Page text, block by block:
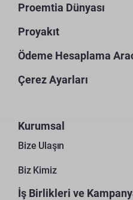
Proemtia Dünyası
Proyakıt
Ödeme Hesaplama
Çerez Ayarları
Kurumsal
Bize Ulaşın
Biz Kimiz
İş Birlikleri ve